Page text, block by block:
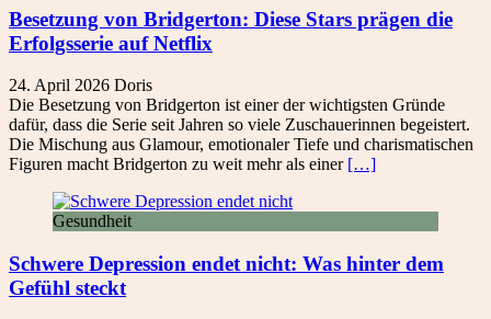
Besetzung von Bridgerton: Diese Stars prägen die
Erfolgsserie auf Netflix
24. April 2026 Doris
Die Besetzung von Bridgerton ist einer der wichtigsten Gründe
dafür, dass die Serie seit Jahren so viele Zuschauerinnen begeistert.
Die Mischung aus Glamour, emotionaler Tiefe und charismatischen
Figuren macht Bridgerton zu weit mehr als einer […]
Gesundheit
Schwere Depression endet nicht: Was hinter dem
Gefühl steckt